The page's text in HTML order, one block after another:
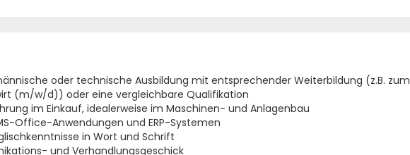
oder technische Ausbildung mit entsprechender Weiterbildung (z.B. zum
(m/w/d)) oder eine vergleichbare Qualifikation
im Einkauf, idealerweise im Maschinen- und Anlagenbau
Office-Anwendungen und ERP-Systemen
in Wort und Schrift
und Verhandlungsgeschick